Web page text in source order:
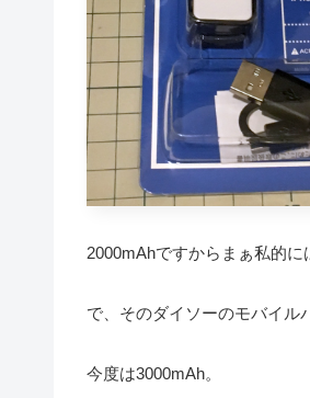
2000mAhですからまぁ私的
で、そのダイソーのモバイル
今度は3000mAh。